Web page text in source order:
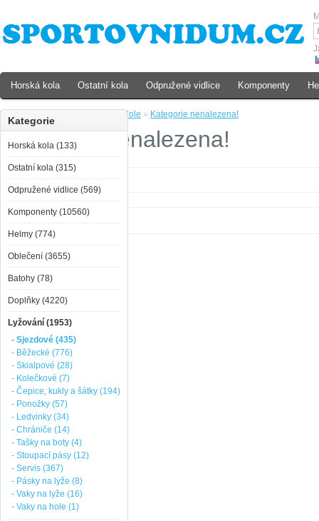
Kategorie
Horská kola (133)
Ostatní kola (315)
Odpružené vidlice (569)
Komponenty (10560)
Helmy (774)
Oblečení (3655)
Batohy (78)
Doplňky (4220)
Lyžování (1953)
- Sjezdové (435)
- Běžecké (776)
- Skialpové (28)
- Kolečkové (7)
- Čepice, kukly a šátky (194)
- Ponožky (57)
- Ledvinky (34)
- Chrániče (14)
- Tašky na boty (4)
- Stoupací pásy (12)
- Servis (367)
- Pásky na lyže (8)
- Vaky na lyže (16)
- Vaky na hole (1)
Domů Hole » Kategorie nenalezena!
Kategorie nenalezena!
Horská kola Ostatní kola Odpružené vidlice Komponenty